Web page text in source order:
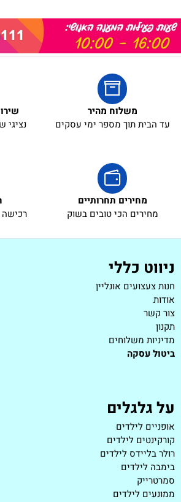
משלוח מהיר
עד הבית תוך מספר ימי עסקים
נציגי
מחירים תחרותיים
מחירים הכי טובים בשוק
ניווט כללי
חנות צעצועים אונליין
אודות
צור קשר
תקנון
מדיניות משלוחים
ביטול עסקה
על גלגלים
אופניים לילדים
קורקינטים לילדים
רולר בליידס לילדים
בימבה לילדים
סמרטרייק
ממונעים לילדים